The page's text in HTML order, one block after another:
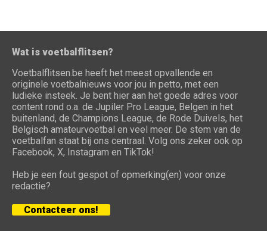
Wat is voetbalflitsen?
Voetbalflitsen.be heeft het meest opvallende en
originele voetbalnieuws voor jou in petto, met een
ludieke insteek. Je bent hier aan het goede adres voor
content rond o.a. de Jupiler Pro League, Belgen in het
buitenland, de Champions League, de Rode Duivels, het
Belgisch amateurvoetbal en veel meer. De stem van de
voetbalfan staat bij ons centraal. Volg ons zeker ook op
Facebook, X, Instagram en TikTok!
Heb je een fout gespot of opmerking(en) voor onze
redactie?
Contacteer ons!